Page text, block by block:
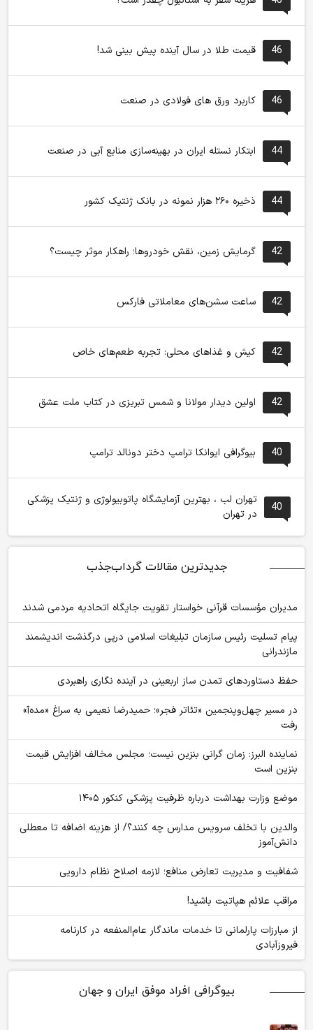
46 قیمت طلا در سال آینده پیش بینی شد!
46 کاربرد ورق های فولادی در صنعت
44 ابتکار نستله ایران در بهینه‌سازی منابع آبی در صنعت
44 ذخیره ۲۶۰ هزار نمونه در بانک ژنتیک کشور
42 گرمایش زمین، نقش خودروها؛ راهکار موثر چیست؟
42 ساعت سشن‌های معاملاتی فارکس
42 کیش و غذاهای محلی: تجربه طعم‌های خاص
42 اولین دیدار مولانا و شمس تبریزی در کتاب ملت عشق
40 بیوگرافی ایوانکا ترامپ دختر دونالد ترامپ
40
تهران لب ، بهترین آزمایشگاه پاتوبیولوژی و ژنتیک پزشکی
در تهران
جدیدترین مقالات گرداب‌جذب
مدیران مؤسسات قرآنی خواستار تقویت جایگاه اتحادیه‌ مردمی شدند
پیام تسلیت رئیس سازمان تبلیغات اسلامی درپی درگذشت اندیشمند
مازندرانی
حفظ دستاوردهای تمدن ساز اربعینی در آینده نگاری راهبردی
در مسیر چهل‌وپنجمین «تئاتر فجر»؛ حمیدرضا نعیمی به سراغ «مده‌آ»
رفت
نماینده البرز: زمان گرانی بنزین نیست؛ مجلس مخالف افزایش قیمت
بنزین است
موضع وزارت بهداشت درباره ظرفیت پزشکی کنکور ۱۴۰۵
والدین با تخلف سرویس مدارس چه کنند؟/ از هزینه اضافه تا معطلی
دانش‌آموز
شفافیت و مدیریت تعارض منافع؛ لازمه اصلاح نظام دارویی
مراقب علائم هپاتیت باشید!
از مبارزات پارلمانی تا خدمات ماندگار عام‌المنفعه در کارنامه
فیروزآبادی
بیوگرافی افراد موفق ایران و جهان